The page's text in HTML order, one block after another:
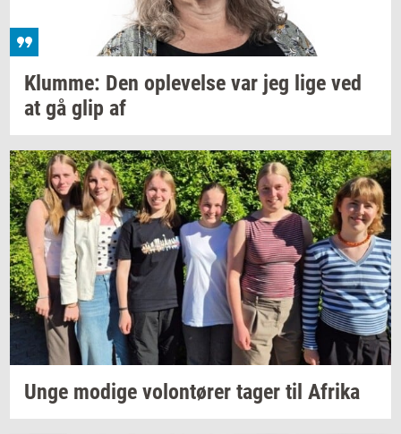
Klum­me: Den op­le­vel­se var jeg lige ved
at gå glip af
Unge mo­di­ge vo­lontø­rer tager til Afri­ka